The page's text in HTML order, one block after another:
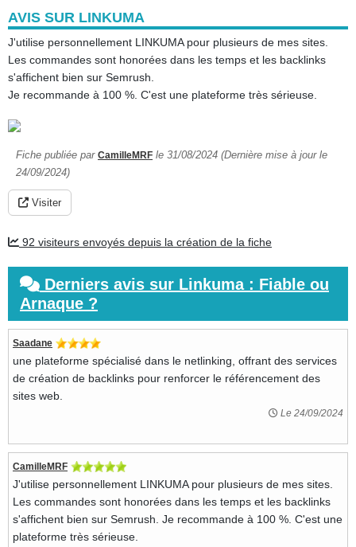
AVIS SUR LINKUMA
J'utilise personnellement LINKUMA pour plusieurs de mes sites.
Les commandes sont honorées dans les temps et les backlinks
s'affichent bien sur Semrush.
Je recommande à 100 %. C'est une plateforme très sérieuse.
Fiche publiée par CamilleMRF le 31/08/2024 (Dernière mise à jour le
24/09/2024)
Visiter
92 visiteurs envoyés depuis la création de la fiche
Derniers avis sur Linkuma : Fiable ou
Arnaque ?
Saadane
une plateforme spécialisé dans le netlinking, offrant des services
de création de backlinks pour renforcer le référencement des
sites web.
Le 24/09/2024
CamilleMRF
J'utilise personnellement LINKUMA pour plusieurs de mes sites.
Les commandes sont honorées dans les temps et les backlinks
s'affichent bien sur Semrush. Je recommande à 100 %. C'est une
plateforme très sérieuse.